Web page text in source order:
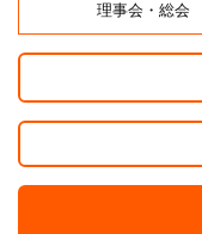
理事会・総会